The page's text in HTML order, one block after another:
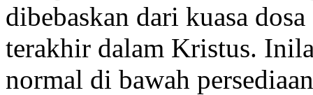
dibebaskan dari kuasa
terakhir dalam Kristus.
normal di bawah